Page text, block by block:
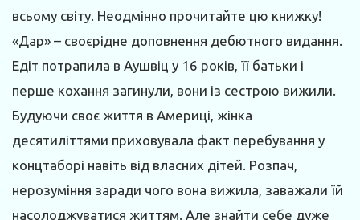
всьому світу. Неодмінно прочитайте цю книжку!
«Дар» – своєрідне доповнення дебютного видання.
Едіт потрапила в Аушвіц у 16 років, її батьки і
перше кохання загинули, вони із сестрою вижили.
Будуючи своє життя в Америці, жінка
десятиліттями приховувала факт перебування у
концтаборі навіть від власних дітей. Розпач,
нерозуміння заради чого вона вижила, заважали їй
насолоджуватися життям. Але знайти себе дуже